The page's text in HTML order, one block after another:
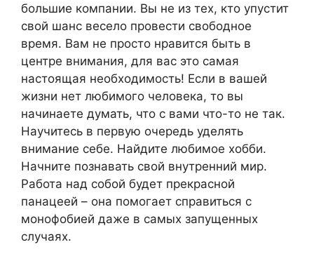
большие компании. Вы не из тех, кто упустит
свой шанс весело провести свободное
время. Вам не просто нравится быть в
центре внимания, для вас это самая
настоящая необходимость! Если в вашей
жизни нет любимого человека, то вы
начинаете думать, что с вами что-то не так.
Научитесь в первую очередь уделять
внимание себе. Найдите любимое хобби.
Начните познавать свой внутренний мир.
Работа над собой будет прекрасной
панацеей – она помогает справиться с
монофобией даже в самых запущенных
случаях.